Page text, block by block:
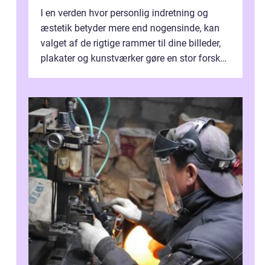
I en verden hvor personlig indretning og
æstetik betyder mere end nogensinde, kan
valget af de rigtige rammer til dine billeder,
plakater og kunstværker gøre en stor forskel.